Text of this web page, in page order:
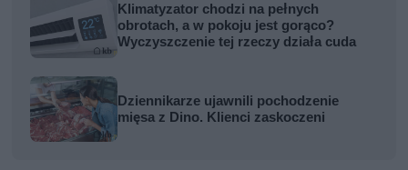
Klimatyzator chodzi na pełnych
obrotach, a w pokoju jest gorąco?
Wyczyszczenie tej rzeczy działa cuda
Dziennikarze ujawnili pochodzenie
mięsa z Dino. Klienci zaskoczeni